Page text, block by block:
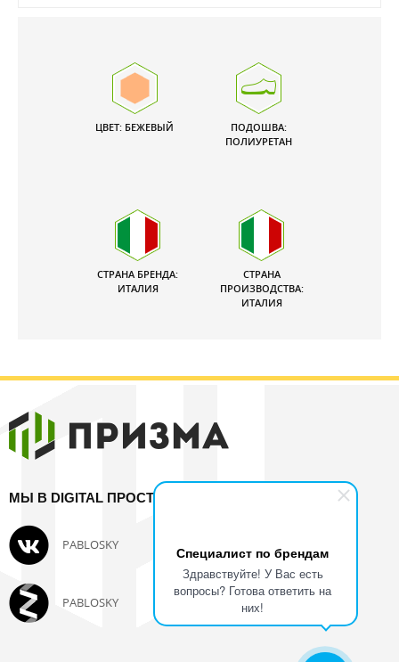
Специалист по брендам
Здравствуйте! У Вас есть
вопросы? Готова ответить на
них!
ЦВЕТ: БЕЖЕВЫЙ
ПОДОШВА:
ПОЛИУРЕТАН
СТРАНА БРЕНДА:
ИТАЛИЯ
СТРАНА
ПРОИЗВОДСТВА:
ИТАЛИЯ
МЫ В DIGITAL ПРОСТРАНСТВЕ:
PABLOSKY
PABLOSKY PABLOSKY